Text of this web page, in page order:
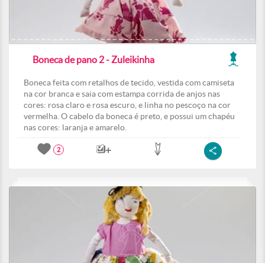
Boneca de pano 2 - Zuleikinha
Boneca feita com retalhos de tecido, vestida com camiseta
na cor branca e saia com estampa corrida de anjos nas
cores: rosa claro e rosa escuro, e linha no pescoço na cor
vermelha. O cabelo da boneca é preto, e possui um chapéu
nas cores: laranja e amarelo.
2